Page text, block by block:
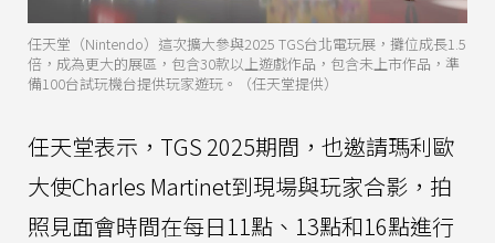
任天堂（Nintendo）這次擴大參與2025 TGS台北電玩展，攤位成長1.5
倍，成為更大的展區，包含30款以上遊戲作品，包含未上市作品，準
備100台試玩機台提供玩家遊玩。（任天堂提供）
任天堂表示，TGS 2025期間，也邀請瑪利歐
大使Charles Martinet到現場與玩家合影，拍
照見面會時間在每日11點、13點和16點進行